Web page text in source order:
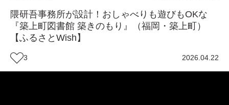
隈研吾事務所が設計！おしゃべりも遊びもOKな
『築上町図書館 築きのもり』（福岡・築上町）
【ふるさとWish】
3 2026.04.22